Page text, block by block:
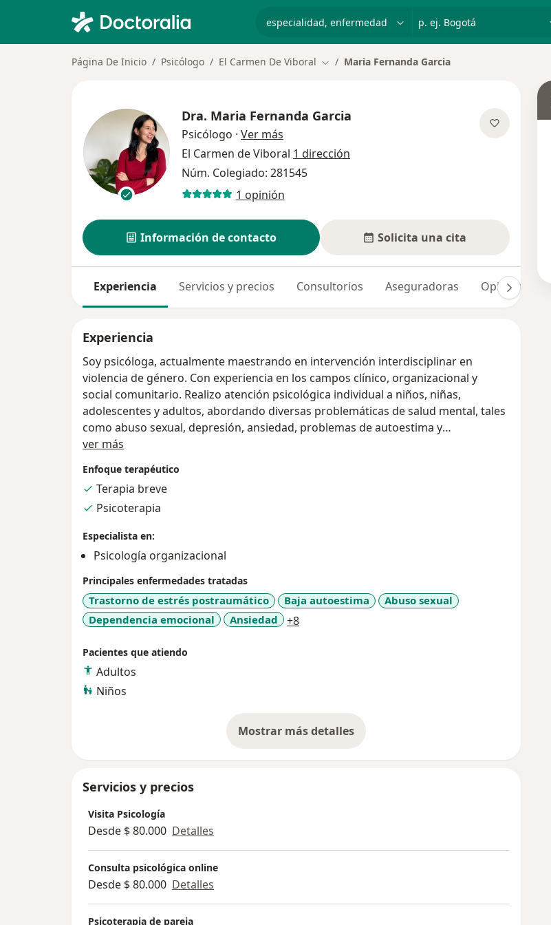
p. ej. Bogotá
Página De Inicio Psicólogo El Carmen De Viboral Cambiar de ciudad
Maria Fernanda Garcia
Dra. Maria Fernanda Garcia
Psicólogo · Ver más
El Carmen de Viboral 1 dirección
Núm. Colegiado: 281545
1 opinión
Información de contacto Solicita una cita
Experiencia Servicios y precios Consultorios Aseguradoras Opiniones (1)
Experiencia
Soy psicóloga, actualmente maestrando en intervención interdisciplinar en
violencia de género. Con experiencia en los campos clínico, organizacional y
social comunitario. Realizo atención psicológica individual a niños, niñas,
adolescentes y adultos, abordando diversas problemáticas de salud mental, tales
como abuso sexual, depresión, ansiedad, problemas de autoestima y
dependencia emocional, entre otras. Tambien, he participado en investigación e
intervención con comunidades como población en situación de discapacidad,
mujeres y población LGBTIQ+. Mi enfoque terapéutico se caracteriza por ser
cercano, cálido, honesto y efectivo. Utilizo una variedad de recursos, como el
arte, la expresión corporal y la escritura creativa, para facilitar el trabajo
lo ocurrido.
ver más
Enfoque terapéutico
Terapia breve
Psicoterapia
Especialista en:
Psicología organizacional
Principales enfermedades tratadas
Trastorno de estrés postraumático Baja autoestima
Abuso sexual
Dependencia emocional
Ansiedad +8a11y_sr_more_diseases
Pacientes que atiendo
Adultos
Niños
Mostrar más detalles
sobre la experiencia
Servicios y precios
Visita Psicología
Desde $ 80.000 Detalles
Consulta psicológica online
Desde $ 80.000 Detalles
Psicoterapia de pareja